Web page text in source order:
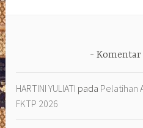
Komentar
HARTINI YULIATI pada Pelatihan
FKTP 2026